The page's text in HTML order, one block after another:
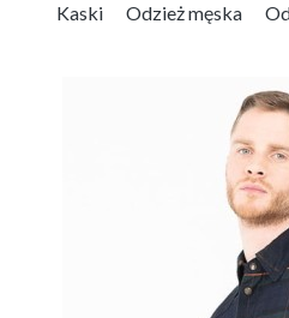
Kaski Odzież męska